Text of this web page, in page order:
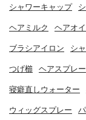
シャワーキャップ
ヘアミルク ヘアオ
ブラシアイロン シ
つげ櫛 ヘアスプレー
寝癖直しウォーター
ウィッグスプレー